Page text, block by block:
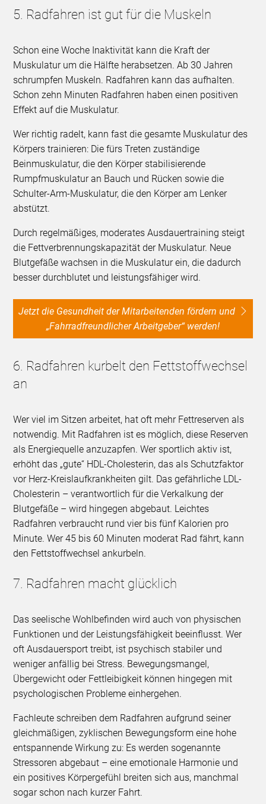
5. Radfahren ist gut für die Muskeln
Schon eine Woche Inaktivität kann die Kraft der
Muskulatur um die Hälfte herabsetzen. Ab 30 Jahren
schrumpfen Muskeln. Radfahren kann das aufhalten.
Schon zehn Minuten Radfahren haben einen positiven
Effekt auf die Muskulatur.
Wer richtig radelt, kann fast die gesamte Muskulatur des
Körpers trainieren: Die fürs Treten zuständige
Beinmuskulatur, die den Körper stabilisierende
Rumpfmuskulatur an Bauch und Rücken sowie die
Schulter-Arm-Muskulatur, die den Körper am Lenker
abstützt.
Durch regelmäßiges, moderates Ausdauertraining steigt
die Fettverbrennungskapazität der Muskulatur. Neue
Blutgefäße wachsen in die Muskulatur ein, die dadurch
besser durchblutet und leistungsfähiger wird.
Jetzt die Gesundheit der Mitarbeitenden fördern und
„Fahrradfreundlicher Arbeitgeber“ werden!
6. Radfahren kurbelt den Fettstoffwechsel
an
Wer viel im Sitzen arbeitet, hat oft mehr Fettreserven als
notwendig. Mit Radfahren ist es möglich, diese Reserven
als Energiequelle anzuzapfen. Wer sportlich aktiv ist,
erhöht das „gute“ HDL-Cholesterin, das als Schutzfaktor
vor Herz-Kreislaufkrankheiten gilt. Das gefährliche LDL-
Cholesterin – verantwortlich für die Verkalkung der
Blutgefäße – wird hingegen abgebaut. Leichtes
Radfahren verbraucht rund vier bis fünf Kalorien pro
Minute. Wer 45 bis 60 Minuten moderat Rad fährt, kann
den Fettstoffwechsel ankurbeln.
7. Radfahren macht glücklich
Das seelische Wohlbefinden wird auch von physischen
Funktionen und der Leistungsfähigkeit beeinflusst. Wer
oft Ausdauersport treibt, ist psychisch stabiler und
weniger anfällig bei Stress. Bewegungsmangel,
Übergewicht oder Fettleibigkeit können hingegen mit
psychologischen Probleme einhergehen.
Fachleute schreiben dem Radfahren aufgrund seiner
gleichmäßigen, zyklischen Bewegungsform eine hohe
entspannende Wirkung zu: Es werden sogenannte
Stressoren abgebaut – eine emotionale Harmonie und
ein positives Körpergefühl breiten sich aus, manchmal
sogar schon nach kurzer Fahrt.